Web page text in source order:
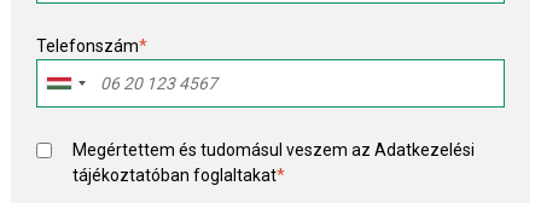
Telefonszám*
Megértettem és tudomásul veszem azAdatkezelési
tájékoztatóban foglaltakat*